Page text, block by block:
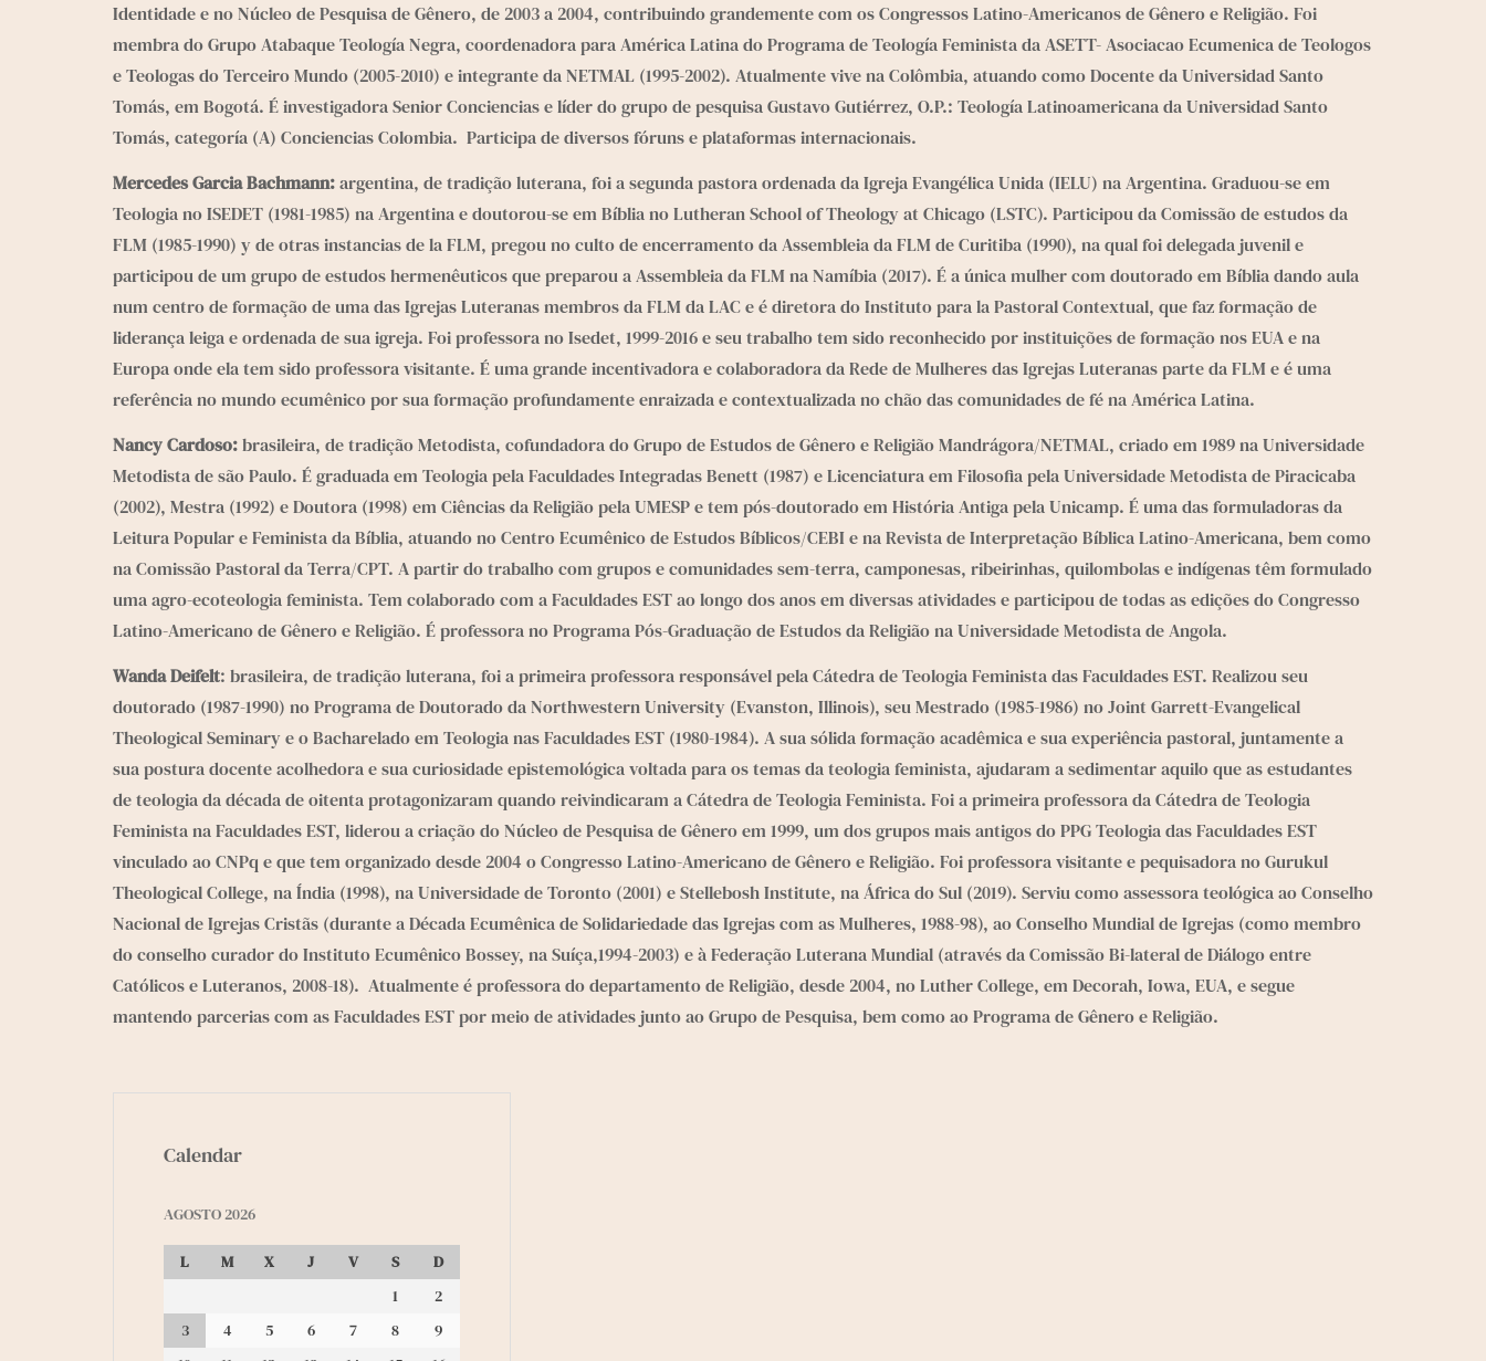
Identidade e no Núcleo de Pesquisa de Gênero, de 2003 a 2004, contribuindo grandemente com os Congressos Latino-Americanos de Gênero e Religião. Foi
membra do Grupo Atabaque Teología Negra, coordenadora para América Latina do Programa de Teología Feminista da ASETT- Asociacao Ecumenica de Teologos
e Teologas do Terceiro Mundo (2005-2010) e integrante da NETMAL (1995-2002). Atualmente vive na Colômbia, atuando como Docente da Universidad Santo
Tomás, em Bogotá. É investigadora Senior Conciencias e líder do grupo de pesquisa Gustavo Gutiérrez, O.P.: Teología Latinoamericana da Universidad Santo
Tomás, categoría (A) Conciencias Colombia.  Participa de diversos fóruns e plataformas internacionais.
Mercedes Garcia Bachmann: argentina, de tradição luterana, foi a segunda pastora ordenada da Igreja Evangélica Unida (IELU) na Argentina. Graduou-se em
Teologia no ISEDET (1981-1985) na Argentina e doutorou-se em Bíblia no Lutheran School of Theology at Chicago (LSTC). Participou da Comissão de estudos da
FLM (1985-1990) y de otras instancias de la FLM, pregou no culto de encerramento da Assembleia da FLM de Curitiba (1990), na qual foi delegada juvenil e
participou de um grupo de estudos hermenêuticos que preparou a Assembleia da FLM na Namíbia (2017). É a única mulher com doutorado em Bíblia dando aula
num centro de formação de uma das Igrejas Luteranas membros da FLM da LAC e é diretora do Instituto para la Pastoral Contextual, que faz formação de
liderança leiga e ordenada de sua igreja. Foi professora no Isedet, 1999-2016 e seu trabalho tem sido reconhecido por instituições de formação nos EUA e na
Europa onde ela tem sido professora visitante. É uma grande incentivadora e colaboradora da Rede de Mulheres das Igrejas Luteranas parte da FLM e é uma
referência no mundo ecumênico por sua formação profundamente enraizada e contextualizada no chão das comunidades de fé na América Latina.
Nancy Cardoso: brasileira, de tradição Metodista, cofundadora do Grupo de Estudos de Gênero e Religião Mandrágora/NETMAL, criado em 1989 na Universidade
Metodista de são Paulo. É graduada em Teologia pela Faculdades Integradas Benett (1987) e Licenciatura em Filosofia pela Universidade Metodista de Piracicaba
(2002), Mestra (1992) e Doutora (1998) em Ciências da Religião pela UMESP e tem pós-doutorado em História Antiga pela Unicamp. É uma das formuladoras da
Leitura Popular e Feminista da Bíblia, atuando no Centro Ecumênico de Estudos Bíblicos/CEBI e na Revista de Interpretação Bíblica Latino-Americana, bem como
na Comissão Pastoral da Terra/CPT. A partir do trabalho com grupos e comunidades sem-terra, camponesas, ribeirinhas, quilombolas e indígenas têm formulado
uma agro-ecoteologia feminista. Tem colaborado com a Faculdades EST ao longo dos anos em diversas atividades e participou de todas as edições do Congresso
Latino-Americano de Gênero e Religião. É professora no Programa Pós-Graduação de Estudos da Religião na Universidade Metodista de Angola.
Wanda Deifelt: brasileira, de tradição luterana, foi a primeira professora responsável pela Cátedra de Teologia Feminista das Faculdades EST. Realizou seu
doutorado (1987-1990) no Programa de Doutorado da Northwestern University (Evanston, Illinois), seu Mestrado (1985-1986) no Joint Garrett-Evangelical
Theological Seminary e o Bacharelado em Teologia nas Faculdades EST (1980-1984). A sua sólida formação acadêmica e sua experiência pastoral, juntamente a
sua postura docente acolhedora e sua curiosidade epistemológica voltada para os temas da teologia feminista, ajudaram a sedimentar aquilo que as estudantes
de teologia da década de oitenta protagonizaram quando reivindicaram a Cátedra de Teologia Feminista. Foi a primeira professora da Cátedra de Teologia
Feminista na Faculdades EST, liderou a criação do Núcleo de Pesquisa de Gênero em 1999, um dos grupos mais antigos do PPG Teologia das Faculdades EST
vinculado ao CNPq e que tem organizado desde 2004 o Congresso Latino-Americano de Gênero e Religião. Foi professora visitante e pequisadora no Gurukul
Theological College, na Índia (1998), na Universidade de Toronto (2001) e Stellebosh Institute, na África do Sul (2019). Serviu como assessora teológica ao Conselho
Nacional de Igrejas Cristãs (durante a Década Ecumênica de Solidariedade das Igrejas com as Mulheres, 1988-98), ao Conselho Mundial de Igrejas (como membro
do conselho curador do Instituto Ecumênico Bossey, na Suíça,1994-2003) e à Federação Luterana Mundial (através da Comissão Bi-lateral de Diálogo entre
Católicos e Luteranos, 2008-18).  Atualmente é professora do departamento de Religião, desde 2004, no Luther College, em Decorah, Iowa, EUA, e segue
mantendo parcerias com as Faculdades EST por meio de atividades junto ao Grupo de Pesquisa, bem como ao Programa de Gênero e Religião.
Calendar
AGOSTO 2026
L M X J V S
D
1
2
3
4 5 6 7 8
9